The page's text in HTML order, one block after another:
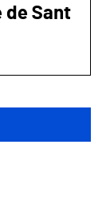
de Sant